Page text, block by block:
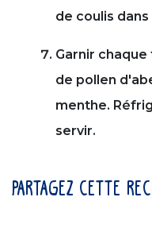
de coulis
Garnir
de pollen
menthe.
servir.
PARTAGEZ CETTE